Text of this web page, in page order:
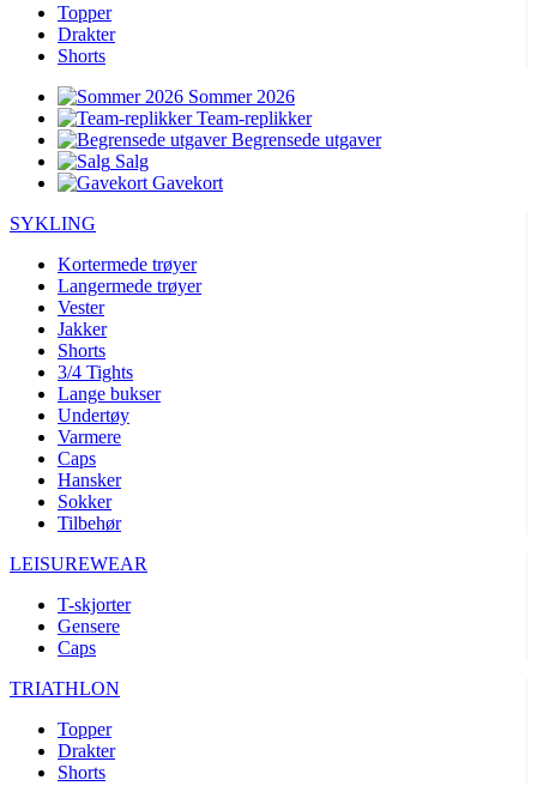
Topper
Drakter
Shorts
Sommer 2026
Team-replikker
Begrensede utgaver
Salg
Gavekort
SYKLING
Kortermede trøyer
Langermede trøyer
Vester
Jakker
Shorts
3/4 Tights
Lange bukser
Undertøy
Varmere
Caps
Hansker
Sokker
Tilbehør
LEISUREWEAR
T-skjorter
Gensere
Caps
TRIATHLON
Topper
Drakter
Shorts